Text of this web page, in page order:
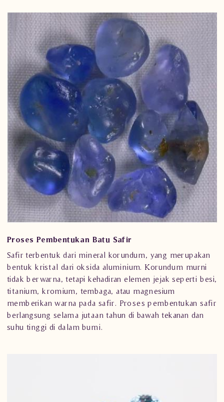
Proses Pembentukan Batu Safir
Safir terbentuk dari mineral korundum, yang merupakan
bentuk kristal dari oksida aluminium. Korundum murni
tidak berwarna, tetapi kehadiran elemen jejak seperti besi,
titanium, kromium, tembaga, atau magnesium
memberikan warna pada safir. Proses pembentukan safir
berlangsung selama jutaan tahun di bawah tekanan dan
suhu tinggi di dalam bumi.